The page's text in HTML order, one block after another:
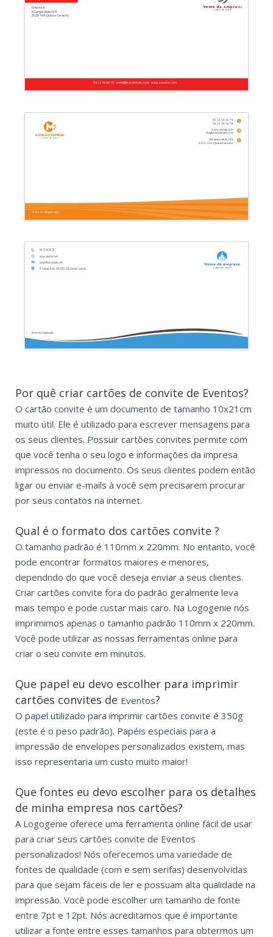
06 12 34 56 78 - email@sociedade.com - www.seusite.com
Empresa
R Campo Bola 109
2525-555 Quinta Carocho
Nome da empresa
Linha de base
Insira seu slogan aqui
www.seusite.com
email@sociedade.com
R Campo Bola 109
2525-555 Quinta Carocho
06 12 34 56 78
06 12 34 56 78
Nome da empresa
Linha de base
Insira seu slogan aqui
email@sociedade.com
R Campo Bola 109 2525-555 Quinta Carocho
www.seusite.com
Nome da empresa
Linha de base
06 12 34 56 78
Por quê criar cartões de convite de Eventos?
O cartão convite é um documento de tamanho 10x21cm
muito útil. Ele é utilizado para escrever mensagens para
os seus clientes. Possuir cartões convites permite com
que você tenha o seu logo e informações da impresa
impressos no documento. Os seus clientes podem então
ligar ou enviar e-mails à você sem precisarem procurar
por seus contatos na internet.
Qual é o formato dos cartões convite ?
O tamanho padrão é 110mm x 220mm. No entanto, você
pode encontrar formatos maiores e menores,
dependndo do que você deseja enviar a seus clientes.
Criar cartões convite fora do padrão geralmente leva
mais tempo e pode custar mais caro. Na Logogenie nós
imprimimos apenas o tamanho padrão 110mm x 220mm.
Você pode utilizar as nossas ferramentas online para
criar o seu convite em minutos.
Que papel eu devo escolher para imprimir
cartões convites de Eventos?
O papel utilizado para imprimir cartões convite é 350g
(este é o peso padrão). Papéis especiais para a
impressão de envelopes personalizados existem, mas
isso representaria um custo muito maior!
Que fontes eu devo escolher para os detalhes
de minha empresa nos cartões?
A Logogenie oferece uma ferramenta online fácil de usar
para criar seus cartões convite de Eventos
personalizados! Nós oferecemos uma variedade de
fontes de qualidade (com e sem serifas) desenvolvidas
para que sejam fáceis de ler e possuam alta qualidade na
impressão. Você pode escolher um tamanho de fonte
entre 7pt e 12pt. Nós acreditamos que é importante
utilizar a fonte entre esses tamanhos para obtermos um